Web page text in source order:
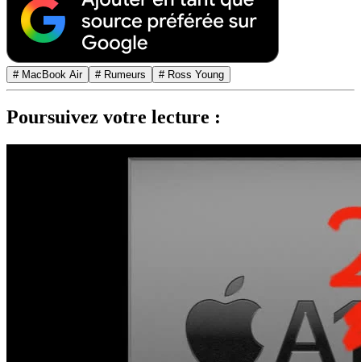
# MacBook Air # Rumeurs # Ross Young
Poursuivez votre lecture :